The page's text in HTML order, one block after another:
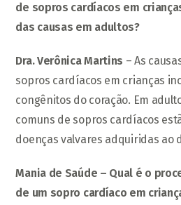
de sopros cardíacos em
das causas em adultos?
Dra. Verônica Martins – As
sopros cardíacos em crianças
congênitos do coração. Em
comuns de sopros cardíacos
doenças valvares adquiridas ao
Mania de Saúde – Qual é o
de um sopro cardíaco em